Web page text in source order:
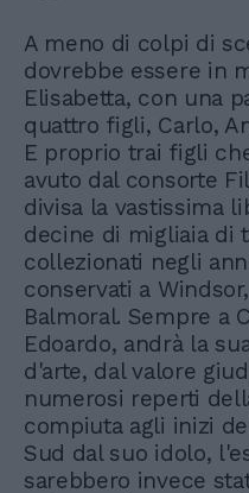
A meno di colpi di
dovrebbe essere in
Elisabetta, con una
quattro figli, Carlo,
E proprio trai figli
avuto dal consorte
divisa la vastissima
decine di migliaia di
collezionati negli
conservati a
Balmoral. Sempre a
Edoardo, andrà la
d'arte, dal valore
numerosi reperti
compiuta agli inizi
Sud dal suo idolo,
sarebbero invece